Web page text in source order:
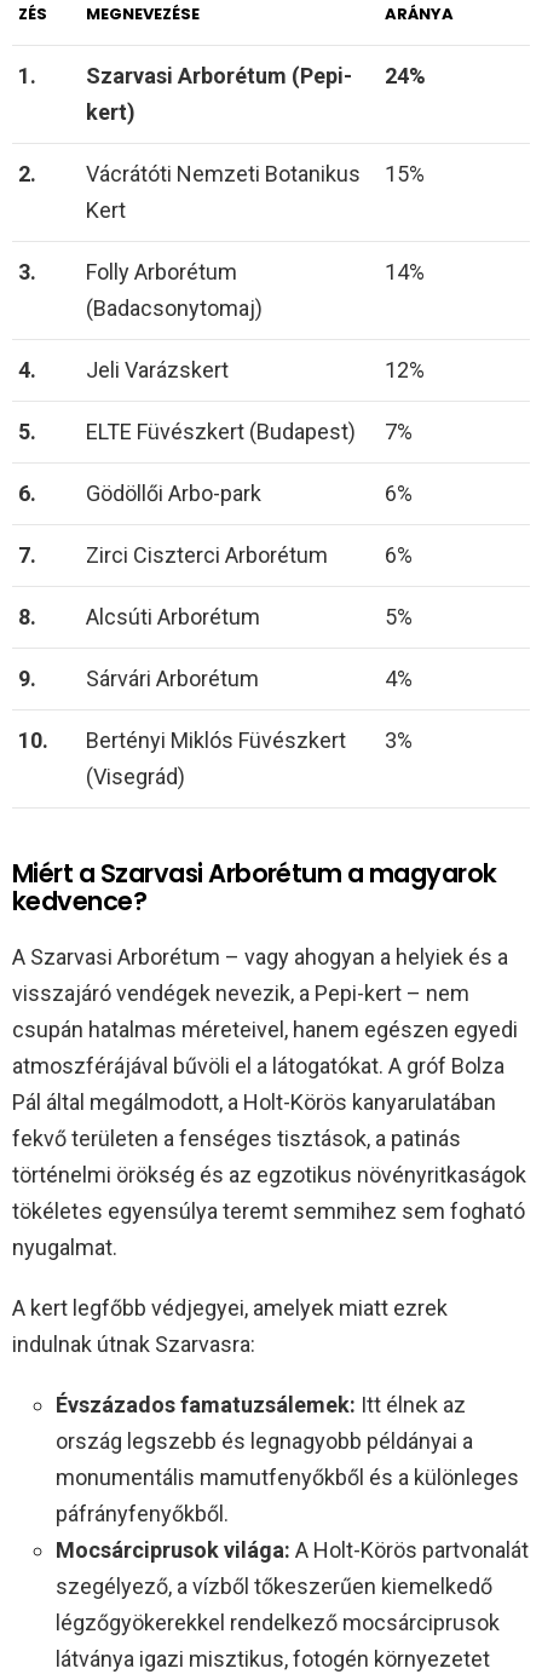
ZÉS
MEGNEVEZÉSE
ARÁNYA
1.
Szarvasi Arborétum (Pepi-
kert)
24%
2.
Vácrátóti Nemzeti Botanikus
Kert
15%
3.
Folly Arborétum
(Badacsonytomaj)
14%
4. Jeli Varázskert 12%
5. ELTE Füvészkert (Budapest) 7%
6. Gödöllői Arbo-park 6%
7. Zirci Ciszterci Arborétum 6%
8. Alcsúti Arborétum 5%
9. Sárvári Arborétum 4%
10.
Bertényi Miklós Füvészkert
(Visegrád)
3%
Miért a Szarvasi Arborétum a magyarok
kedvence?
A Szarvasi Arborétum – vagy ahogyan a helyiek és a
visszajáró vendégek nevezik, a Pepi-kert – nem
csupán hatalmas méreteivel, hanem egészen egyedi
atmoszférájával bűvöli el a látogatókat. A gróf Bolza
Pál által megálmodott, a Holt-Körös kanyarulatában
fekvő területen a fenséges tisztások, a patinás
történelmi örökség és az egzotikus növényritkaságok
tökéletes egyensúlya teremt semmihez sem fogható
nyugalmat.
A kert legfőbb védjegyei, amelyek miatt ezrek
indulnak útnak Szarvasra:
Évszázados famatuzsálemek: Itt élnek az
ország legszebb és legnagyobb példányai a
monumentális mamutfenyőkből és a különleges
páfrányfenyőkből.
Mocsárciprusok világa: A Holt-Körös partvonalát
szegélyező, a vízből tőkeszerűen kiemelkedő
légzőgyökerekkel rendelkező mocsárciprusok
látványa igazi misztikus, fotogén környezetet